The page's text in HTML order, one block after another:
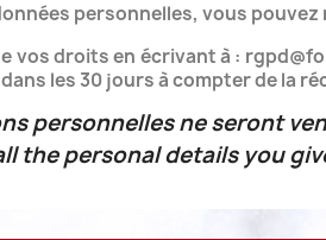
personnelles, vous
vos droits en écrivant à :
les 30 jours à compter de la
personnelles ne seront
the personal details you